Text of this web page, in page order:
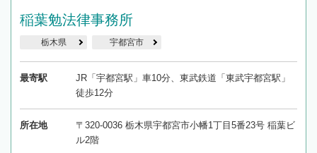
稲葉勉法律事務所
栃木県 宇都宮市
最寄駅
JR「宇都宮駅」車10分、東武鉄道「東武宇都宮駅」
徒歩12分
所在地
〒320-0036 栃木県宇都宮市小幡1丁目5番23号 稲葉ビ
ル2階